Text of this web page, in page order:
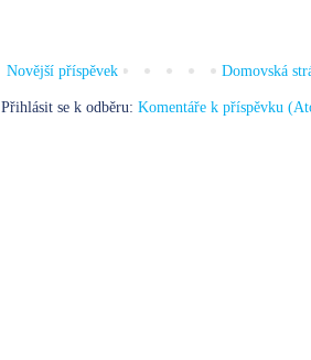
Novější příspěvek Domovská
Přihlásit se k odběru: Komentáře k příspěvku